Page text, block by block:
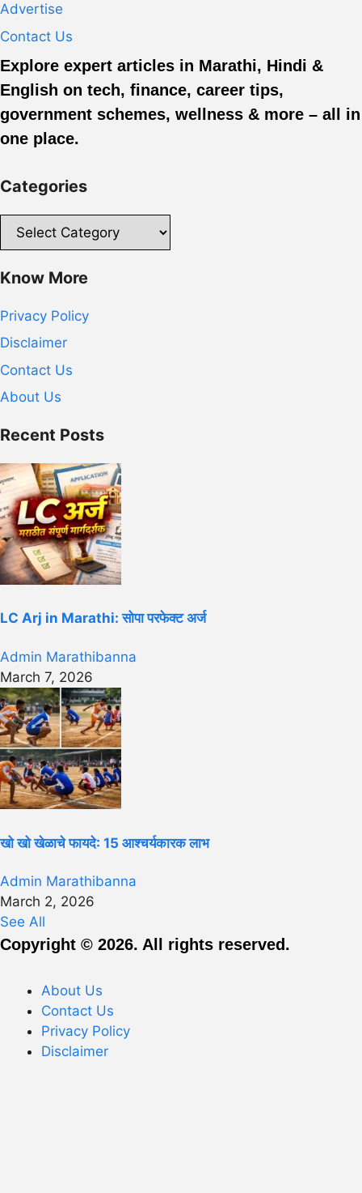
Advertise
Contact Us
Explore expert articles in Marathi, Hindi &
English on tech, finance, career tips,
government schemes, wellness & more – all in
one place.
Categories
Categories
Know More
Privacy Policy
Disclaimer
Contact Us
About Us
Recent Posts
LC Arj in Marathi: सोपा परफेक्ट अर्ज
Admin Marathibanna
March 7, 2026
खो खो खेळाचे फायदे: 15 आश्चर्यकारक लाभ
Admin Marathibanna
March 2, 2026
See All
Copyright © 2026. All rights reserved.
About Us
Contact Us
Privacy Policy
Disclaimer